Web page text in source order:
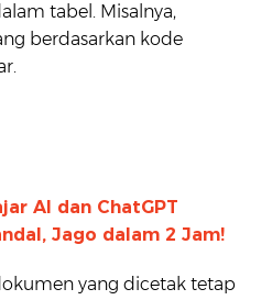
tabel. Misalnya,
berdasarkan kode
AI dan ChatGPT
Jago dalam 2 Jam!
yang dicetak tetap